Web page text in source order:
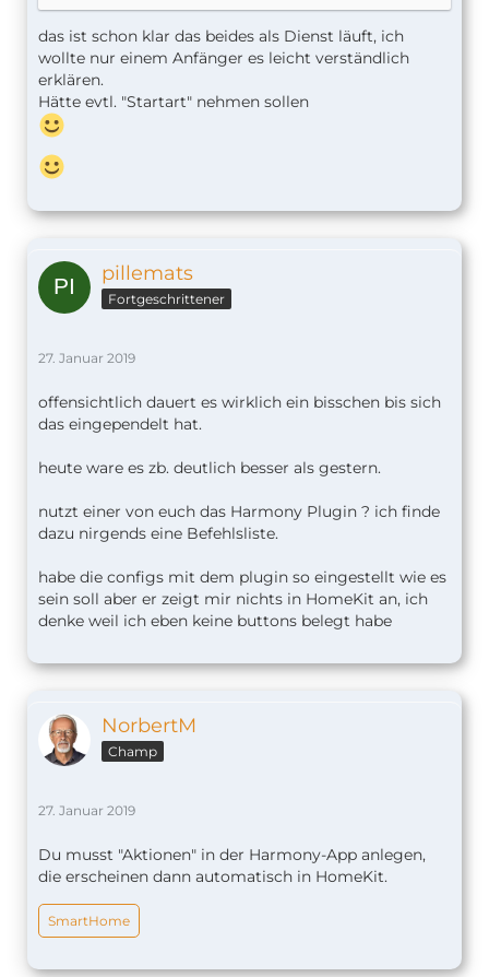
das ist schon klar das beides als Dienst läuft, ich
wollte nur einem Anfänger es leicht verständlich
erklären.
Hätte evtl. "Startart" nehmen sollen
pillemats
Fortgeschrittener
27. Januar 2019
offensichtlich dauert es wirklich ein bisschen bis sich
das eingependelt hat.
heute ware es zb. deutlich besser als gestern.
nutzt einer von euch das Harmony Plugin ? ich finde
dazu nirgends eine Befehlsliste.
habe die configs mit dem plugin so eingestellt wie es
sein soll aber er zeigt mir nichts in HomeKit an, ich
denke weil ich eben keine buttons belegt habe
NorbertM
Champ
27. Januar 2019
Du musst "Aktionen" in der Harmony-App anlegen,
die erscheinen dann automatisch in HomeKit.
SmartHome